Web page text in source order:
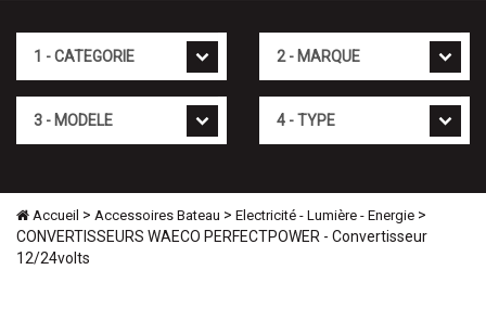
Accueil > Accessoires Bateau > Electricité - Lumière - Energie >
CONVERTISSEURS WAECO PERFECTPOWER - Convertisseur
12/24volts